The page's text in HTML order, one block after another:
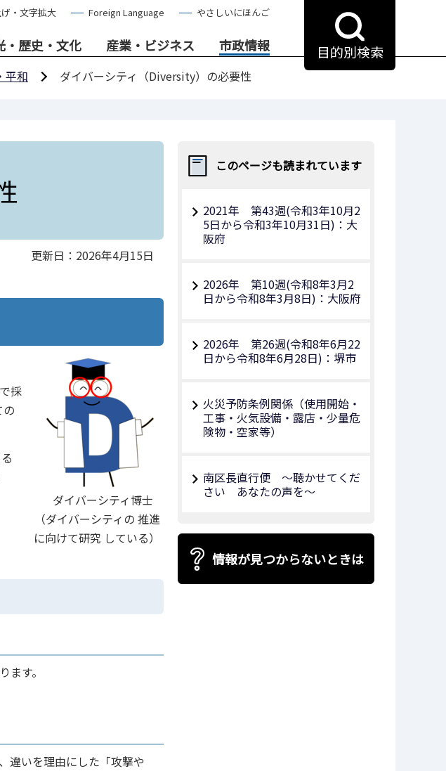
・文字拡大 Foreign Language やさしいにほんご
・歴史・文化 産業・ビジネス 市政情報 目的別検索
平和 ダイバーシティ（Diversity）の必要性
更新日：2026年4月15日
ダイバーシティ博士
（ダイバーシティの 推進
に向けて研究 している）
採
す。
違いを理由にした「攻撃や
このページも読まれています
2021年 第43週(令和3年10月2
5日から令和3年10月31日)：大
阪府
2026年 第10週(令和8年3月2
日から令和8年3月8日)：大阪府
2026年 第26週(令和8年6月22
日から令和8年6月28日)：堺市
火災予防条例関係（使用開始・
工事・火気設備・露店・少量危
険物・空家等）
南区長直行便 ～聴かせてくだ
さい あなたの声を～
情報が見つからないときは